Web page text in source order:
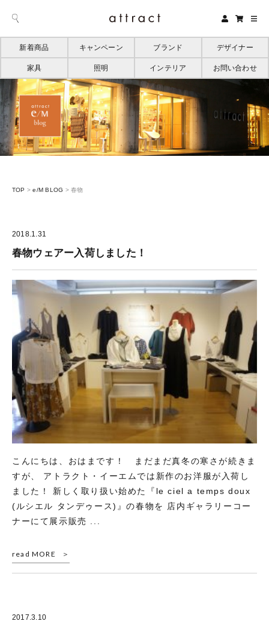
新着商品 キャンペーン ブランド デザイナー
家具 照明 インテリア お問い合わせ
TOP >e/M BLOG >春物
2018.1.31
春物ウェアー入荷しました！
こんにちは、おはまです！ まだまだ真冬の寒さが続きま
すが、 アトラクト・イーエムでは新作のお洋服が入荷し
ました！ 新しく取り扱い始めた『le ciel a temps doux
(ルシエル タンデゥース)』の春物を 店内ギャラリーコー
ナーにて展示販売 ...
read MORE
2017.3.10